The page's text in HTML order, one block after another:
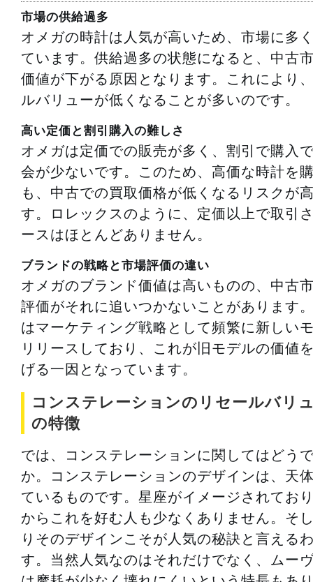
市場の供給過多
オメガの時計は人気が高いため、市場に多
ています。供給過多の状態になると、中古
価値が下がる原因となります。これにより
ルバリューが低くなることが多いのです。
高い定価と割引購入の難しさ
オメガは定価での販売が多く、割引で購入
会が少ないです。このため、高価な時計を
も、中古での買取価格が低くなるリスクが
す。ロレックスのように、定価以上で取引
ースはほとんどありません。
ブランドの戦略と市場評価の違い
オメガのブランド価値は高いものの、中古
評価がそれに追いつかないことがあります
はマーケティング戦略として頻繁に新しい
リリースしており、これが旧モデルの価値
げる一因となっています。
コンステレーションのリセールバリ
の特徴
では、コンステレーションに関してはどう
か。コンステレーションのデザインは、天
ているものです。星座がイメージされてお
からこれを好む人も少なくありません。そ
りそのデザインこそが人気の秘訣と言える
す。当然人気なのはそれだけでなく、ムー